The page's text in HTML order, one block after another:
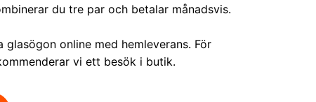
du tre par och betalar månadsvis.
glasögon online med hemleverans. För
vi ett besök i butik.